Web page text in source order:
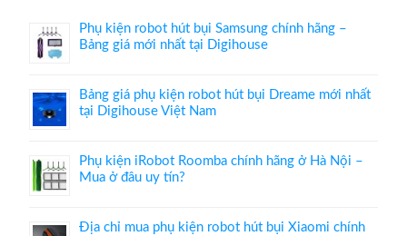
Phụ kiện robot hút bụi Samsung chính hãng –
Bảng giá mới nhất tại Digihouse
Bảng giá phụ kiện robot hút bụi Dreame mới nhất
tại Digihouse Việt Nam
Phụ kiện iRobot Roomba chính hãng ở Hà Nội –
Mua ở đâu uy tín?
Địa chỉ mua phụ kiện robot hút bụi Xiaomi chính